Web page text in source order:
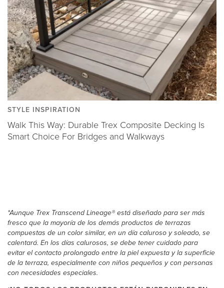
STYLE INSPIRATION
Walk This Way: Durable Trex Composite Decking Is
Smart Choice For Bridges and Walkways
*Aunque Trex Transcend Lineage® está diseñado para ser más
fresco que la mayoría de los demás productos de terrazas
compuestas de un color similar, en un día caluroso y soleado, se
calentará. En los días calurosos, se debe tener cuidado para
evitar el contacto prolongado entre la piel expuesta y la superficie
de la terraza, especialmente con niños pequeños y con personas
con necesidades especiales.